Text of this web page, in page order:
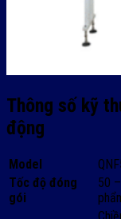
Thông số kỹ
động
Model
Tốc độ đóng
gói
50